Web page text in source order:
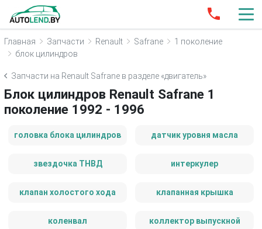
Главная Запчасти Renault Safrane
1 поколение
блок цилиндров
Запчасти на Renault Safrane в разделе «двигатель»
Блок цилиндров Renault Safrane 1
поколение 1992 - 1996
головка блока цилиндров датчик уровня масла
звездочка ТНВД интеркулер
клапан холостого хода клапанная крышка
коленвал коллектор выпускной